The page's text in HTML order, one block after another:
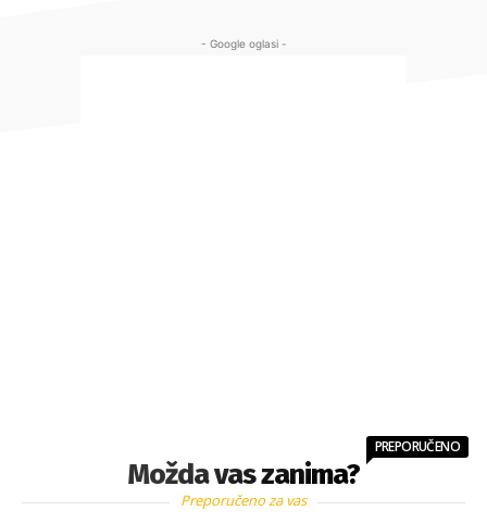
- Google oglasi -
Možda vas zanima?
PREPORUČENO
Preporučeno za vas